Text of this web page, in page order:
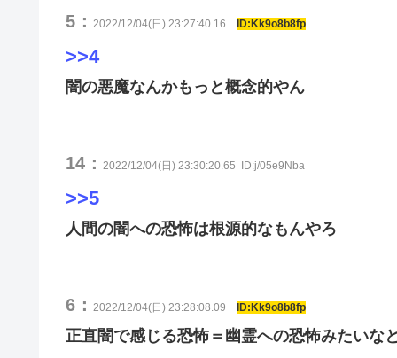
5： 2022/12/04(日) 23:27:40.16 ID:Kk9o8b8fp
>>4
闇の悪魔なんかもっと概念的やん
14： 2022/12/04(日) 23:30:20.65 ID:j/05e9Nba
>>5
人間の闇への恐怖は根源的なもんやろ
6： 2022/12/04(日) 23:28:08.09 ID:Kk9o8b8fp
正直闇で感じる恐怖＝幽霊への恐怖みたいな